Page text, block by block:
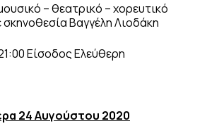
– θεατρικό – χορευτικό
Βαγγέλη Λιοδάκη
Είσοδος Ελεύθερη
24 Αυγούστου 2020